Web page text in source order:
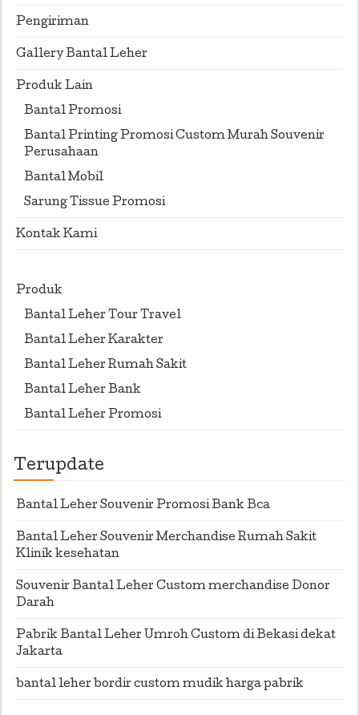
Pengiriman
Gallery Bantal Leher
Produk Lain
Bantal Promosi
Bantal Printing Promosi Custom Murah Souvenir
Perusahaan
Bantal Mobil
Sarung Tissue Promosi
Kontak Kami
Produk
Bantal Leher Tour Travel
Bantal Leher Karakter
Bantal Leher Rumah Sakit
Bantal Leher Bank
Bantal Leher Promosi
Terupdate
Bantal Leher Souvenir Promosi Bank Bca
Bantal Leher Souvenir Merchandise Rumah Sakit
Klinik kesehatan
Souvenir Bantal Leher Custom merchandise Donor
Darah
Pabrik Bantal Leher Umroh Custom di Bekasi dekat
Jakarta
bantal leher bordir custom mudik harga pabrik